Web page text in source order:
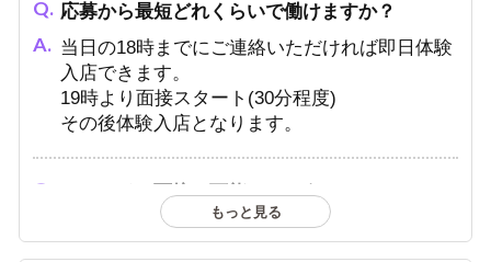
応募から最短どれくらいで働けますか？
当日の18時までにご連絡いただければ即日体験
入店できます。
19時より面接スタート(30分程度)
その後体験入店となります。
オンライン面接は可能でしょうか？
可能です、お気軽にご連絡ください。
もっと見る